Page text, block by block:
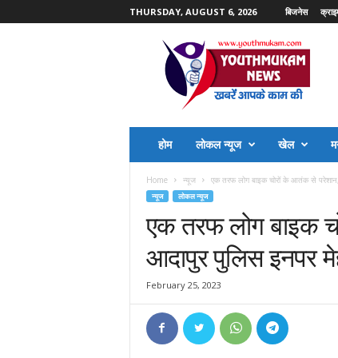
THURSDAY, AUGUST 6, 2026 बिजनेस
होम लोकल न्यूज खेल
Home न्यूज एक तरफ लोग बाइक चोरों के आतंक से
न्यूज लोकल न्यूज
एक तरफ लोग बाइक
आदापुर पुलिस इनपर
February 25, 2023